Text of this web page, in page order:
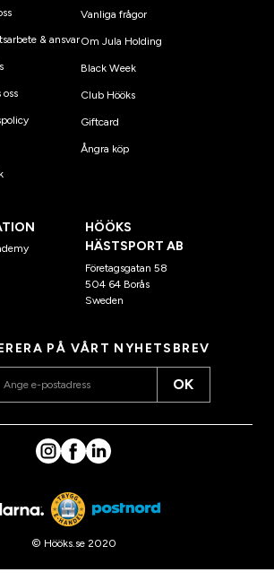
& ansvar
oss
Vanliga frågor
Om Jula Holding
Black Week
Club Hööks
Giftcard
Ångra köp
HÖÖKS
HÄSTSPORT AB
Företagsgatan 58
504 64 Borås
Sweden
PÅ VÅRT NYHETSBREV
OK
© Hööks.se 2020